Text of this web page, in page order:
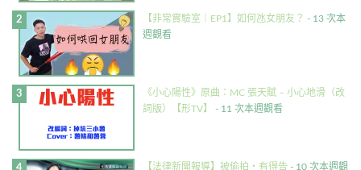
【非常實驗室｜EP1】如何氹女朋友？ - 13 次本
週觀看
《小心陽性》原曲：MC 張天賦 – 小心地滑（改
詞版）【形TV】 - 11 次本週觀看
【法律新聞報導】被偷拍・有得告 - 10 次本週觀